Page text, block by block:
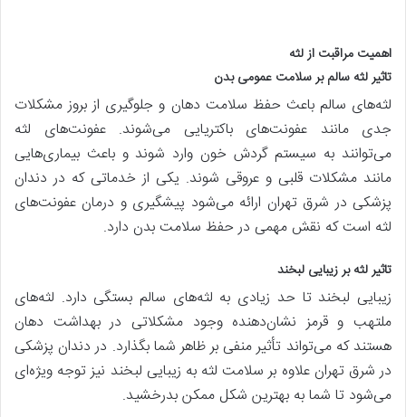
اهمیت مراقبت از لثه
تاثیر لثه سالم بر سلامت عمومی بدن
لثه‌های سالم باعث حفظ سلامت دهان و جلوگیری از بروز مشکلات
جدی مانند عفونت‌های باکتریایی می‌شوند. عفونت‌های لثه
می‌توانند به سیستم گردش خون وارد شوند و باعث بیماری‌هایی
مانند مشکلات قلبی و عروقی شوند. یکی از خدماتی که در دندان
پزشکی در شرق تهران ارائه می‌شود پیشگیری و درمان عفونت‌های
لثه است که نقش مهمی در حفظ سلامت بدن دارد.
تاثیر لثه بر زیبایی لبخند
زیبایی لبخند تا حد زیادی به لثه‌های سالم بستگی دارد. لثه‌های
ملتهب و قرمز نشان‌دهنده وجود مشکلاتی در بهداشت دهان
هستند که می‌تواند تأثیر منفی بر ظاهر شما بگذارد. در دندان پزشکی
در شرق تهران علاوه بر سلامت لثه به زیبایی لبخند نیز توجه ویژه‌ای
می‌شود تا شما به بهترین شکل ممکن بدرخشید.